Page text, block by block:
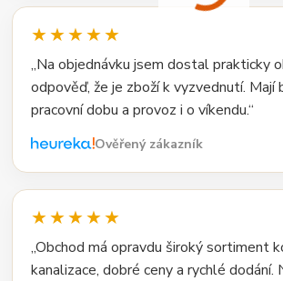
★★★★★
„Na objednávku jsem dostal prakticky
odpověď, že je zboží k vyzvednutí. Mají
pracovní dobu a provoz i o víkendu.“
Ověřený zákazník
★★★★★
„Obchod má opravdu široký sortiment
kanalizace, dobré ceny a rychlé dodání.